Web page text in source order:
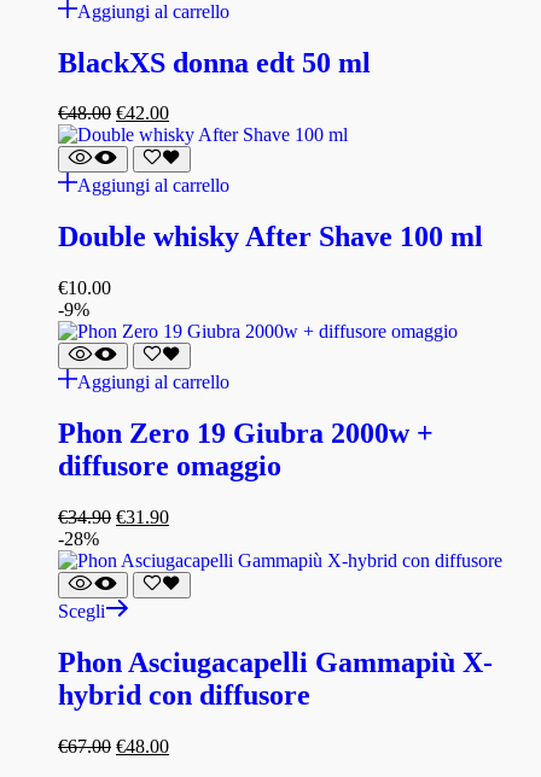
Aggiungi al carrello
BlackXS donna edt 50 ml
€48.00 €42.00
Aggiungi al carrello
Double whisky After Shave 100 ml
€10.00
-9%
Aggiungi al carrello
Phon Zero 19 Giubra 2000w +
diffusore omaggio
€34.90 €31.90
-28%
Scegli
Phon Asciugacapelli Gammapiù X-
hybrid con diffusore
€67.00 €48.00